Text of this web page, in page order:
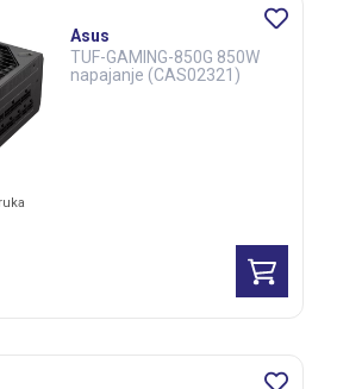
Asus
TUF-GAMING-850G 850W
napajanje (CAS02321)